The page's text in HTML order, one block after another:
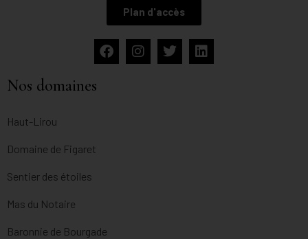
Plan d'accès
Nos domaines
Haut-Lirou
Domaine de Figaret
Sentier des étoiles
Mas du Notaire
Baronnie de Bourgade